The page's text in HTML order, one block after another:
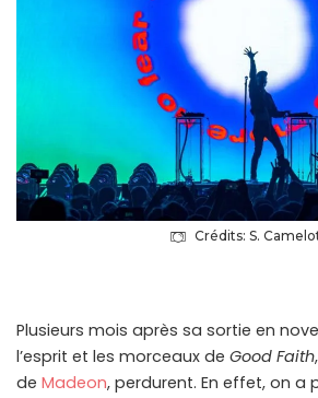
Crédits: S.
Plusieurs mois après sa sortie en
l’esprit et les morceaux de Good Faith
de Madeon, perdurent. En effet, on a